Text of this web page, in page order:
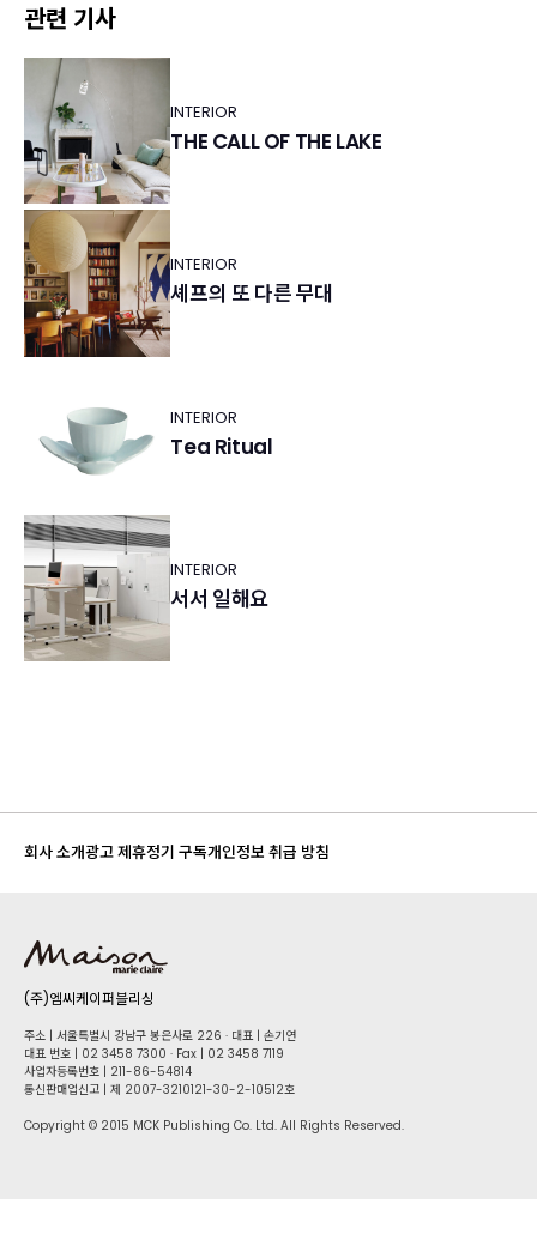
관련 기사
INTERIOR
THE CALL OF THE LAKE
INTERIOR
셰프의 또 다른 무대
INTERIOR
Tea Ritual
INTERIOR
서서 일해요
회사 소개광고 제휴정기 구독개인정보 취급 방침
(주)엠씨케이퍼블리싱
주소 | 서울특별시 강남구 봉은사로 226 · 대표 | 손기연
대표 번호 | 02 34​58 7300 · Fax | 02 34​58 7119
사업자등록번호 | 211-86-5​4814
통신판매업신고 | 제 2007-3210121-30-2-10512호
Copyright © 2015 MCK Publishing Co. Ltd. All Rights Reserved.